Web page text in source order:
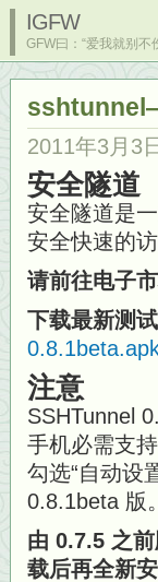
IGFW
GFW曰：“爱我就别不
2011年3月3日
安全隧道
安全隧道是
安全快速的访
请前往电子
下载最新测试
注意
SSHTunnel
手机必需支
勾选“自动设
0.8.1beta 版。
由 0.7.5 之
载后再全新